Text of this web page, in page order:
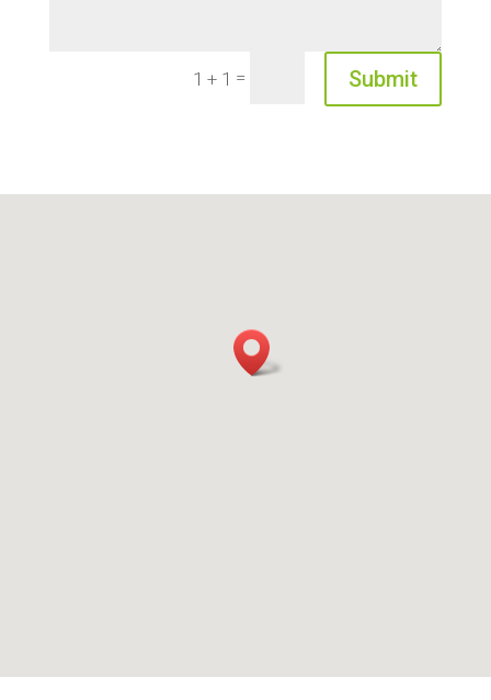
1 + 1 = Submit